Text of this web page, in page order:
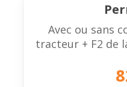
Avec ou sans
tracteur + F2 de